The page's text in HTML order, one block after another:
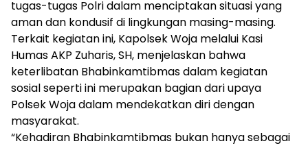
tugas-tugas Polri dalam menciptakan situasi yang
aman dan kondusif di lingkungan masing-masing.
Terkait kegiatan ini, Kapolsek Woja melalui Kasi
Humas AKP Zuharis, SH, menjelaskan bahwa
keterlibatan Bhabinkamtibmas dalam kegiatan
sosial seperti ini merupakan bagian dari upaya
Polsek Woja dalam mendekatkan diri dengan
masyarakat.
“Kehadiran Bhabinkamtibmas bukan hanya sebagai